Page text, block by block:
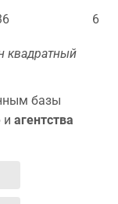
6
квадратный
базы
и агентства